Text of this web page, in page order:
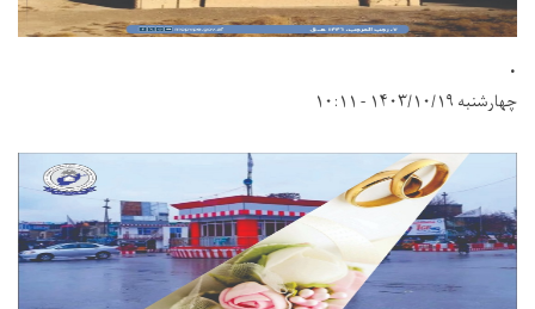
.
چهارشنبه ۱۴۰۳/۱۰/۱۹ - ۱۰:۱۱